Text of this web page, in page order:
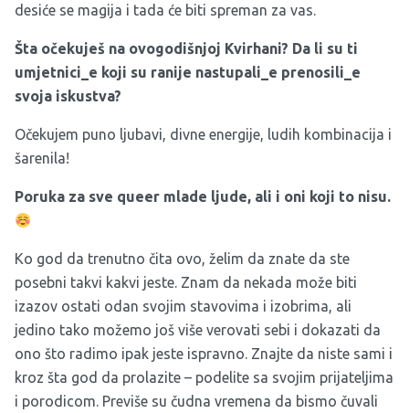
desiće se magija i tada će biti spreman za vas.
Šta očekuješ na ovogodišnjoj Kvirhani? Da li su ti
umjetnici_e koji su ranije nastupali_e prenosili_e
svoja iskustva?
Očekujem puno ljubavi, divne energije, ludih kombinacija i
šarenila!
Poruka za sve queer mlade ljude, ali i oni koji to nisu.
Ko god da trenutno čita ovo, želim da znate da ste
posebni takvi kakvi jeste. Znam da nekada može biti
izazov ostati odan svojim stavovima i izobrima, ali
jedino tako možemo još više verovati sebi i dokazati da
ono što radimo ipak jeste ispravno. Znajte da niste sami i
kroz šta god da prolazite – podelite sa svojim prijateljima
i porodicom. Previše su čudna vremena da bismo čuvali